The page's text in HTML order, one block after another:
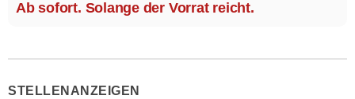
Ab sofort. Solange der Vorrat reicht.
STELLENANZEIGEN